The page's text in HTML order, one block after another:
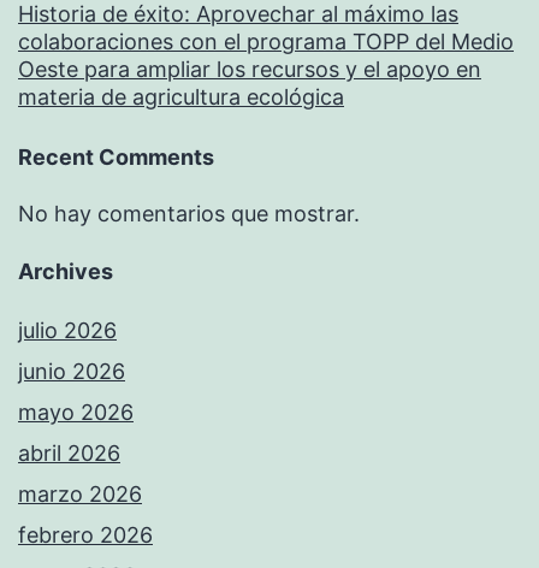
Historia de éxito: Aprovechar al máximo las
colaboraciones con el programa TOPP del Medio
Oeste para ampliar los recursos y el apoyo en
materia de agricultura ecológica
Recent Comments
No hay comentarios que mostrar.
Archives
julio 2026
junio 2026
mayo 2026
abril 2026
marzo 2026
febrero 2026